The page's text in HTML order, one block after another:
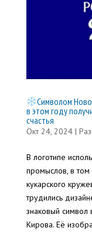
Символом
в этом году
счастья
Окт 24, 2024|
В логотипе
промыслов, в
кукарского
трудились
знаковый символ
Кирова. Её